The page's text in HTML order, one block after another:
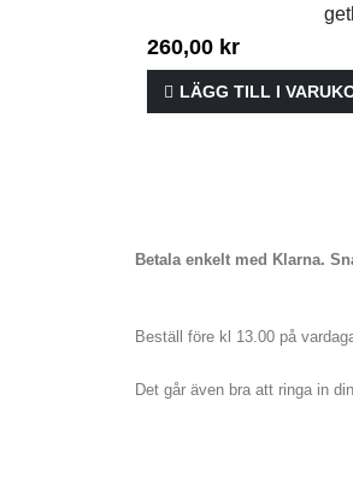
260,00 kr
LÄGG TILL I
Betala enkelt med Klarna.
Beställ före kl 13.00 på
Det går även bra att ringa in